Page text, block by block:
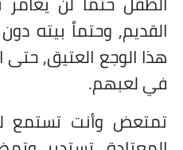
القديم, وحتماً بيته
هذا الوجع العتيق,
في لعبهم.
تمتعض وأنت تستمع